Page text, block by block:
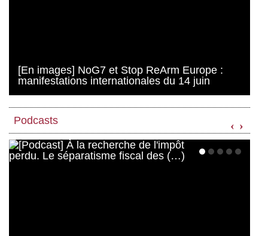
[En images] NoG7 et Stop ReArm Europe :
manifestations internationales du 14 juin
Podcasts ‹ ›